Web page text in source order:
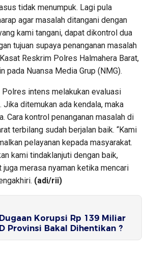
tidak menumpuk. Lagi pula
agar masalah ditangani dengan
kami tangani, dapat dikontrol dua
tujuan supaya penanganan masalah
Reskrim Polres Halmahera Barat,
pada Nuansa Media Grup (NMG).
intens melakukan evaluasi
Jika ditemukan ada kendala, maka
Cara kontrol penanganan masalah di
terbilang sudah berjalan baik. “Kami
pelayanan kepada masyarakat.
kami tindaklanjuti dengan baik,
merasa nyaman ketika mencari
(adi/rii)
Korupsi Rp 139 Miliar
Provinsi Bakal Dihentikan ?